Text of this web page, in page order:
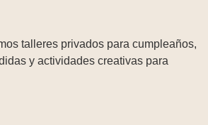
talleres privados para cumpleaños,
y actividades creativas para